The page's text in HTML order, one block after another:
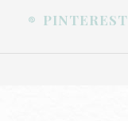
PINTEREST